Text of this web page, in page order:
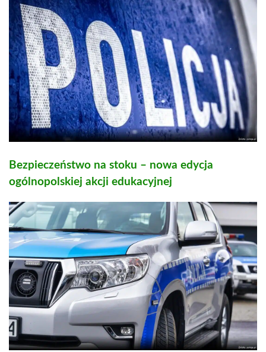
Bezpieczeństwo na stoku – nowa edycja
ogólnopolskiej akcji edukacyjnej